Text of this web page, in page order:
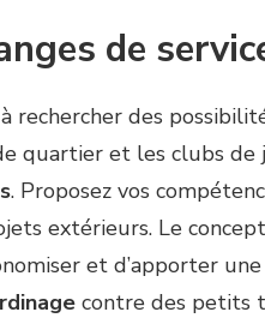
de
rechercher des
quartier et les clubs
. Proposez vos
extérieurs. Le
et d’apporter
contre des petits